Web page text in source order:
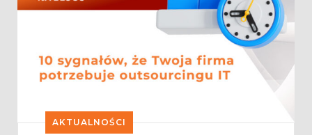
AKTUALNOŚCI